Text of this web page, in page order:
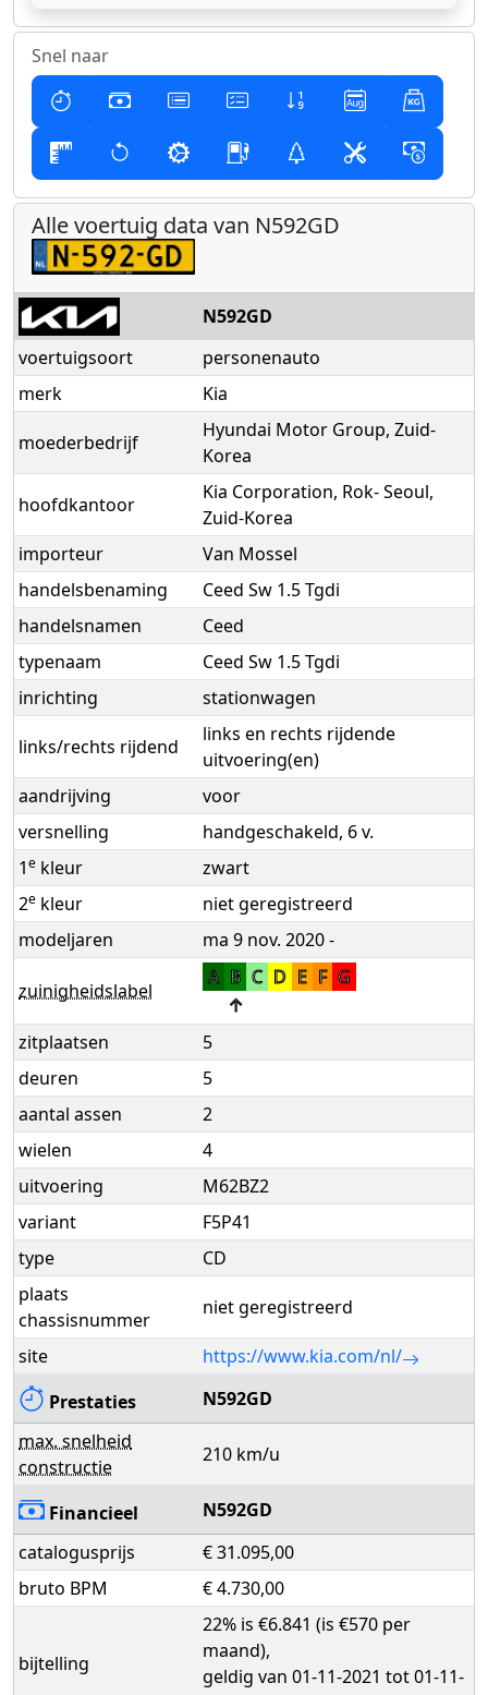
Snel naar
Alle voertuig data van N592GD
N592GD
voertuigsoort
personenauto
merk
Kia
moederbedrijf
Hyundai Motor Group, Zuid-
Korea
hoofdkantoor
Kia Corporation, Rok- Seoul,
Zuid-Korea
importeur
Van Mossel
handelsbenaming
Ceed Sw 1.5 Tgdi
handelsnamen
Ceed
typenaam
Ceed Sw 1.5 Tgdi
inrichting
stationwagen
links/rechts rijdend
links en rechts rijdende
uitvoering(en)
aandrijving
voor
versnelling
handgeschakeld, 6 v.
1e kleur
zwart
2e kleur
niet geregistreerd
modeljaren
ma 9 nov. 2020 -
zuinigheidslabel
A B C D E F G
↑
zitplaatsen
5
deuren
5
aantal assen
2
wielen
4
uitvoering
M62BZ2
variant
F5P41
type
CD
plaats
chassisnummer
niet geregistreerd
site
https://www.kia.com/nl/
Prestaties
N592GD
max. snelheid
constructie
210 km/u
Financieel
N592GD
catalogusprijs
€ 31.095,00
bruto BPM
€ 4.730,00
bijtelling
22% is €6.841 (is €570 per
maand),
geldig van 01-11-2021 tot 01-11-